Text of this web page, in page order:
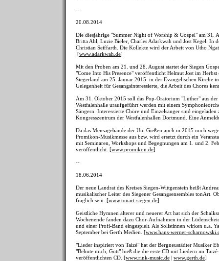
--
20.08.2014
Die diesjährige "Summer Night of Worship & Gospel" am 31.
Britta Ahl, Luzie Bieler, Charles Adarkwah und Jost Kegel.
Christian Seiffarth. Die Kollekte wird der Arbeit von Utho
[www.adarkwah.de]
Mit den Proben am 21. und 28. August startet der Siegen
"Come Into His Presence" veröffentlicht Helmut Jost im
Siegerland am 25. Januar 2015 in der Evangelischen Kirche
Gelegenheit für Gesangsinteressierte, die Arbeit des Chores
Am 31. Oktober 2015 soll das Pop-Oratorium "Luther" aus
Westfalenhalle uraufgeführt werden mit einem
Sängern. Interessierte Chöre und Einzelsänger sind
Kongresszentrum der Westfalenhallen Dortmund. Eine
Da das Mensagebäude der Uni Gießen auch in 2015 noch
Promikon-Musikmesse aus bzw. wird ersetzt durch ein
mit Seminaren, Workshops und Begegnungen am 1. und 2.
veröffentlicht. [www.promikon.de]
--
18.06.2014
Der neue Landrat des Kreises Siegen-Wittgenstein heißt
musikalischer Leiter des Siegener Gesangsensembles tonArt.
fraglich sein. [www.tonart-siegen.de]
Geistliche Hymnen älterer und neuerer Art hat sich der
Wochenende fanden dazu Chor-Aufnahmen in der
und einer Profi-Band eingespielt. Als Solistinnen wirken u.a.
September bei Gerth Medien. [www.hans-werner-
"Lieder inspiriert von Taizé" hat der Bergneustädter Musiker
"Behüte mich, Gott" hieß die die erste CD mit Liedern im
veröffentlichten CD. [www.rink-music.de | www.gerth.de]